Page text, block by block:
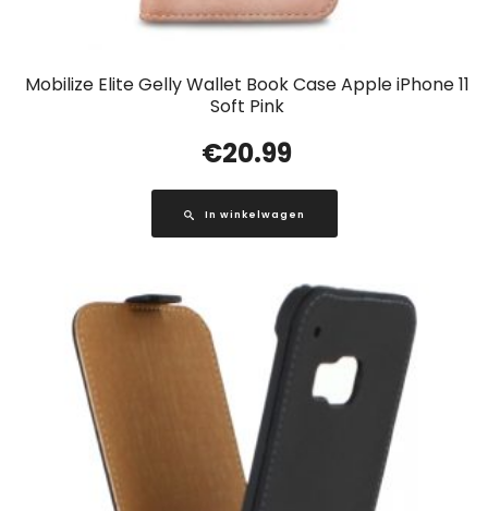
Mobilize Elite Gelly Wallet Book Case Apple iPhone 11
Soft Pink
€20.99
In winkelwagen